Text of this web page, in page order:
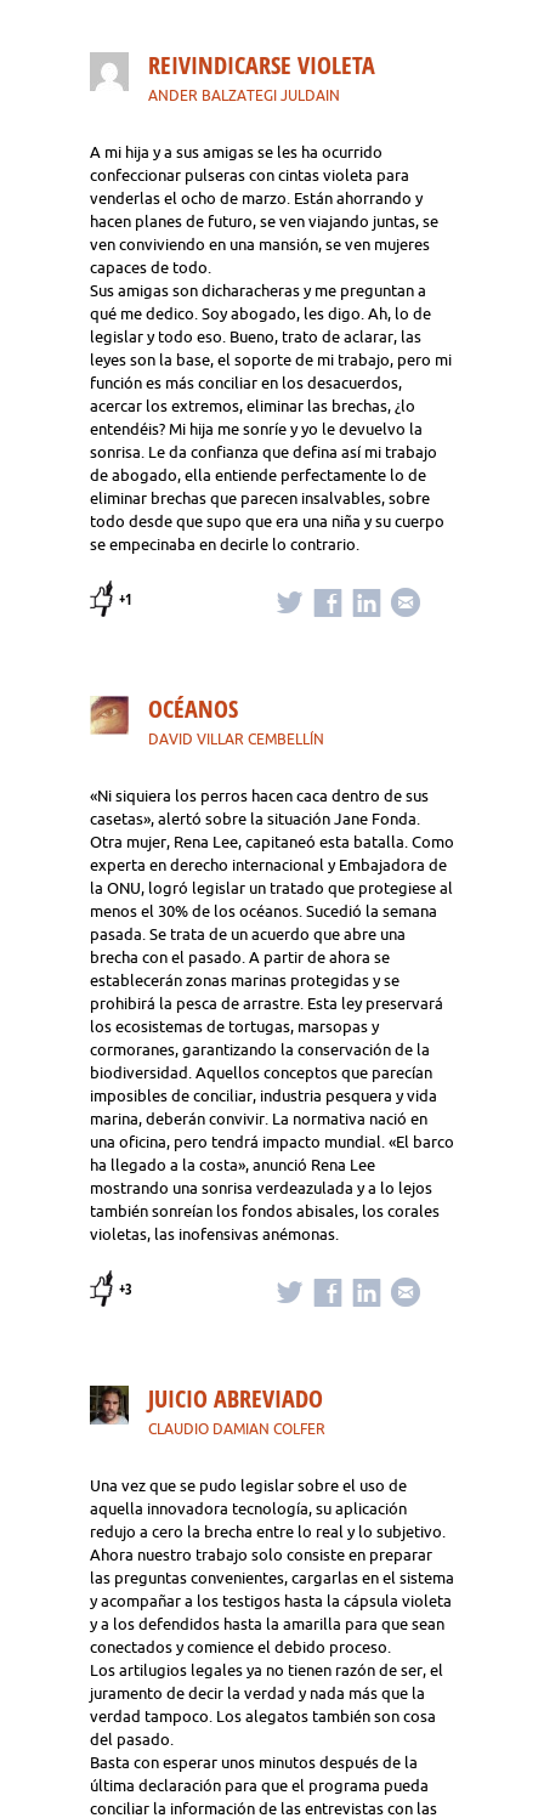
REIVINDICARSE VIOLETA
ANDER BALZATEGI JULDAIN
A mi hija y a sus amigas se les ha ocurrido
confeccionar pulseras con cintas violeta para
venderlas el ocho de marzo. Están ahorrando y
hacen planes de futuro, se ven viajando juntas, se
ven conviviendo en una mansión, se ven mujeres
capaces de todo.
Sus amigas son dicharacheras y me preguntan a
qué me dedico. Soy abogado, les digo. Ah, lo de
legislar y todo eso. Bueno, trato de aclarar, las
leyes son la base, el soporte de mi trabajo, pero mi
función es más conciliar en los desacuerdos,
acercar los extremos, eliminar las brechas, ¿lo
entendéis? Mi hija me sonríe y yo le devuelvo la
sonrisa. Le da confianza que defina así mi trabajo
de abogado, ella entiende perfectamente lo de
eliminar brechas que parecen insalvables, sobre
todo desde que supo que era una niña y su cuerpo
se empecinaba en decirle lo contrario.
+1
OCÉANOS
DAVID VILLAR CEMBELLÍN
«Ni siquiera los perros hacen caca dentro de sus
casetas», alertó sobre la situación Jane Fonda.
Otra mujer, Rena Lee, capitaneó esta batalla. Como
experta en derecho internacional y Embajadora de
la ONU, logró legislar un tratado que protegiese al
menos el 30% de los océanos. Sucedió la semana
pasada. Se trata de un acuerdo que abre una
brecha con el pasado. A partir de ahora se
establecerán zonas marinas protegidas y se
prohibirá la pesca de arrastre. Esta ley preservará
los ecosistemas de tortugas, marsopas y
cormoranes, garantizando la conservación de la
biodiversidad. Aquellos conceptos que parecían
imposibles de conciliar, industria pesquera y vida
marina, deberán convivir. La normativa nació en
una oficina, pero tendrá impacto mundial. «El barco
ha llegado a la costa», anunció Rena Lee
mostrando una sonrisa verdeazulada y a lo lejos
también sonreían los fondos abisales, los corales
violetas, las inofensivas anémonas.
+3
JUICIO ABREVIADO
CLAUDIO DAMIAN COLFER
Una vez que se pudo legislar sobre el uso de
aquella innovadora tecnología, su aplicación
redujo a cero la brecha entre lo real y lo subjetivo.
Ahora nuestro trabajo solo consiste en preparar
las preguntas convenientes, cargarlas en el sistema
y acompañar a los testigos hasta la cápsula violeta
y a los defendidos hasta la amarilla para que sean
conectados y comience el debido proceso.
Los artilugios legales ya no tienen razón de ser, el
juramento de decir la verdad y nada más que la
verdad tampoco. Los alegatos también son cosa
del pasado.
Basta con esperar unos minutos después de la
última declaración para que el programa pueda
conciliar la información de las entrevistas con las